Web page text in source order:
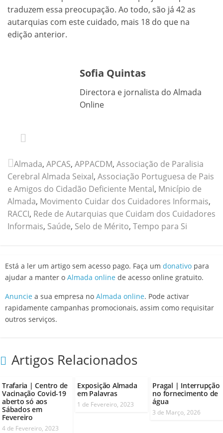
traduzem essa preocupação. Ao todo, são já 42 as
autarquias com este cuidado, mais 18 do que na
edição anterior.
Sofia Quintas
Directora e jornalista do Almada
Online
Almada, APCAS, APPACDM, Associação de Paralisia
Cerebral Almada Seixal, Associação Portuguesa de Pais
e Amigos do Cidadão Deficiente Mental, Mnicípio de
Almada, Movimento Cuidar dos Cuidadores Informais,
RACCI, Rede de Autarquias que Cuidam dos Cuidadores
Informais, Saúde, Selo de Mérito, Tempo para Si
Está a ler um artigo sem acesso pago. Faça um donativo para
ajudar a manter o Almada online de acesso online gratuito.
Anuncie a sua empresa no Almada online. Pode activar
rapidamente campanhas promocionais, assim como requisitar
outros serviços.
Artigos Relacionados
Trafaria | Centro de
Vacinação Covid-19
aberto só aos
Sábados em
Fevereiro
4 de Fevereiro, 2023
Exposição Almada
em Palavras
1 de Fevereiro, 2023
Pragal | Interrupção
no fornecimento de
água
3 de Março, 2026